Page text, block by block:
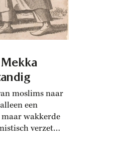
moslims naar
een
wakkerde
verzet
machten